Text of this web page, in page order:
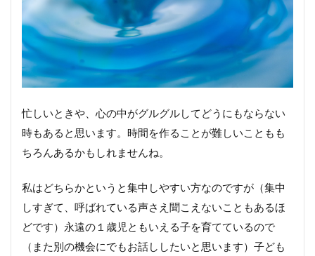
忙しいときや、心の中がグルグルしてどうにもならない
時もあると思います。時間を作ることが難しいこともも
ちろんあるかもしれませんね。
私はどちらかというと集中しやすい方なのですが（集中
しすぎて、呼ばれている声さえ聞こえないこともあるほ
どです）永遠の１歳児ともいえる子を育てているので
（また別の機会にでもお話ししたいと思います）子ども